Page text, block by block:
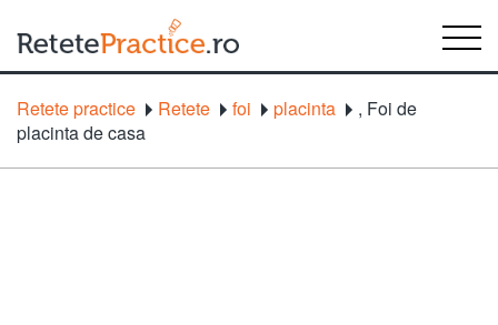
Retete practice Retete foi ,
placinta
Foi de
placinta de casa